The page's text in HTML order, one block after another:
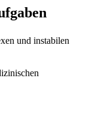
und instabilen